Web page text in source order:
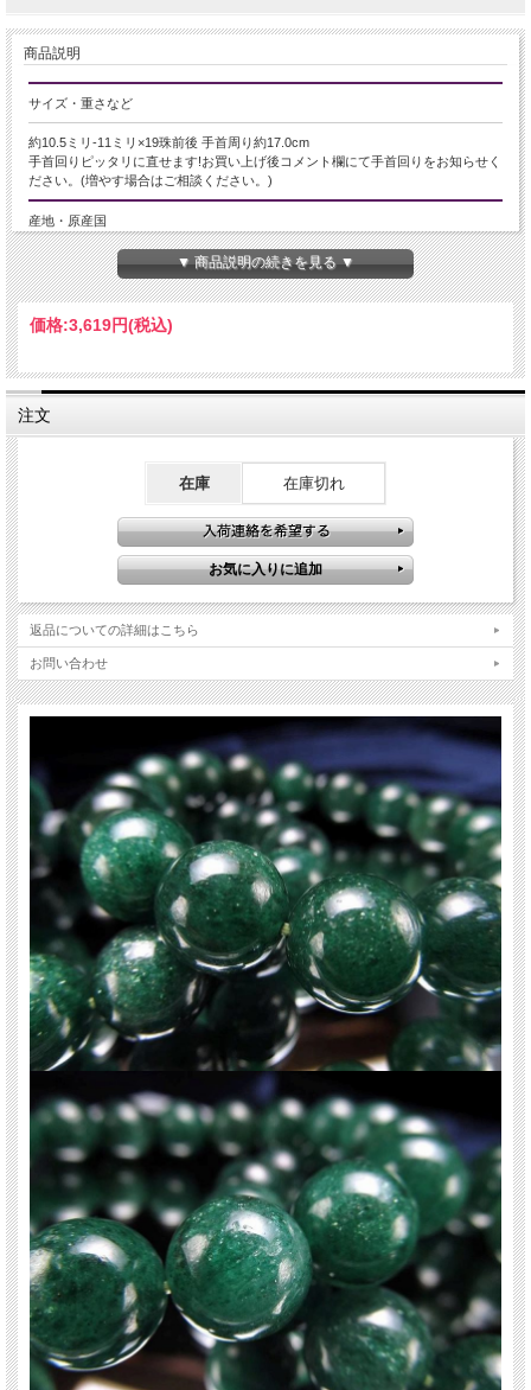
商品説明
サイズ・重さなど
約10.5ミリ-11ミリ×19珠前後 手首周り約17.0cm
手首回りピッタリに直せます!お買い上げ後コメント欄にて手首回りをお知らせく
ださい。(増やす場合はご相談ください。)
産地・原産国
ザンビア産
グレードなど
名称など
インディアンアベンチュリン 砂金水晶
激安！インディアンアベンチュリンブレスレットが入荷！！
アベンチュリンにはいくつかのカラーバリエーションがあり、フックサイト（ク
ロム雲母）などによって緑色に変化したものをグリーンアベンチュリンと呼びま
フックサイトの雲母結晶が石英中に入り、フックサイトの結晶構造によりキラキ
ラと輝くアベンチュレッセンス効果が見られます。
このきらきらタイプのアベンチュリンはシャイニングアベンチュリンとも呼ばれ
ています。
高級感あるディープグリーンは大変お勧めです！
「リラックスの石」と呼ばれる、やわらかいエネルギーを持ちイライラや不安を
抑え、ストレスを癒す効果が高いとされています。
また自律神経のバランスを整えてイラつきを抑え、冷静な判断力や集中力、記憶
力を高める効果があるとも言われています。
ご注意事項
※天然石ですのでカケや凹み、歪な部分やクラックなどがあります。
※天然石商品には色みに個体差があります。
また出来る限り自然な色みになるよう撮影を心がけておりますが、お使いのディ
スプレイ環境によって表示される色みに差が出る場合があります。ご了承くださ
い。
※ブレスレット、連商品は一連状態での仕入れとなっておりますので歪な珠が含
まれていることがあります。
※サイズは目安です。 細かな誤差が出る場合があります。
関連キーワード
天然石 パワーストーン 海外直輸入 バイヤー厳選 プレゼント ギフト メンズ レデ
ィース 卸し 卸価格 実店舗 ハンドメイド サイズ直し コムローズ comrose
▼ 商品説明の続きを見る ▼
価格:3,619円(税込)
注文
在庫 在庫切れ
返品についての詳細はこちら
お問い合わせ